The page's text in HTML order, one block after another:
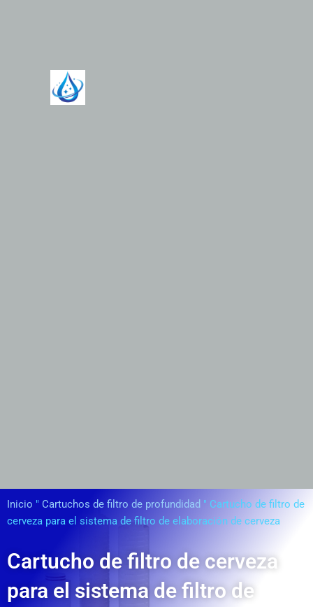
Inicio " Cartuchos de filtro de profundidad " Cartucho de filtro de
cerveza para el sistema de filtro de elaboración de cerveza
Cartucho de filtro de cerveza
para el sistema de filtro de